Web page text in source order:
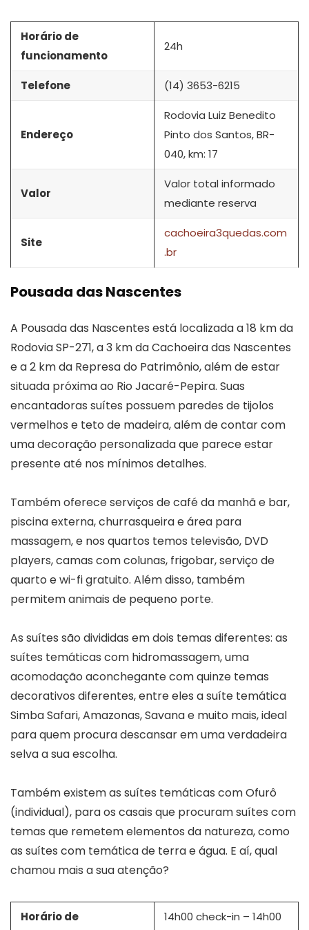
Horário de
funcionamento
24h
Telefone (14) 3653-6215
Endereço
Rodovia Luiz Benedito
Pinto dos Santos, BR-
040, km: 17
Valor
Valor total informado
mediante reserva
Site
cachoeira3quedas.com
.br
Pousada das Nascentes
A Pousada das Nascentes está localizada a 18 km da
Rodovia SP-271, a 3 km da Cachoeira das Nascentes
e a 2 km da Represa do Patrimônio, além de estar
situada próxima ao Rio Jacaré-Pepira. Suas
encantadoras suítes possuem paredes de tijolos
vermelhos e teto de madeira, além de contar com
uma decoração personalizada que parece estar
presente até nos mínimos detalhes.
Também oferece serviços de café da manhã e bar,
piscina externa, churrasqueira e área para
massagem, e nos quartos temos televisão, DVD
players, camas com colunas, frigobar, serviço de
quarto e wi-fi gratuito. Além disso, também
permitem animais de pequeno porte.
As suítes são divididas em dois temas diferentes: as
suítes temáticas com hidromassagem, uma
acomodação aconchegante com quinze temas
decorativos diferentes, entre eles a suíte temática
Simba Safari, Amazonas, Savana e muito mais, ideal
para quem procura descansar em uma verdadeira
selva a sua escolha.
Também existem as suítes temáticas com Ofurô
(individual), para os casais que procuram suítes com
temas que remetem elementos da natureza, como
as suítes com temática de terra e água. E aí, qual
chamou mais a sua atenção?
Horário de
14h00 check-in – 14h00